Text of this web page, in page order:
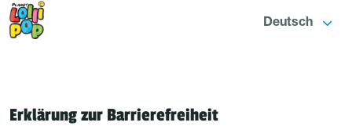
Deutsch
Erklärung zur Barrierefreiheit